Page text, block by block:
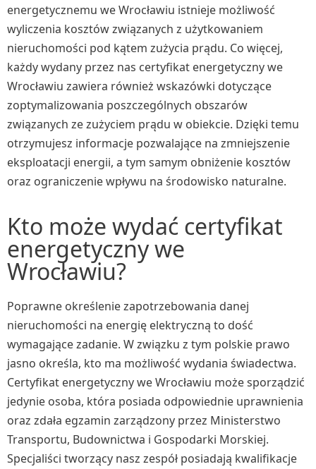
energetycznemu we Wrocławiu istnieje możliwość
wyliczenia kosztów związanych z użytkowaniem
nieruchomości pod kątem zużycia prądu. Co więcej,
każdy wydany przez nas certyfikat energetyczny we
Wrocławiu zawiera również wskazówki dotyczące
zoptymalizowania poszczególnych obszarów
związanych ze zużyciem prądu w obiekcie. Dzięki temu
otrzymujesz informacje pozwalające na zmniejszenie
eksploatacji energii, a tym samym obniżenie kosztów
oraz ograniczenie wpływu na środowisko naturalne.
Kto może wydać certyfikat
energetyczny we
Wrocławiu?
Poprawne określenie zapotrzebowania danej
nieruchomości na energię elektryczną to dość
wymagające zadanie. W związku z tym polskie prawo
jasno określa, kto ma możliwość wydania świadectwa.
Certyfikat energetyczny we Wrocławiu może sporządzić
jedynie osoba, która posiada odpowiednie uprawnienia
oraz zdała egzamin zarządzony przez Ministerstwo
Transportu, Budownictwa i Gospodarki Morskiej.
Specjaliści tworzący nasz zespół posiadają kwalifikacje